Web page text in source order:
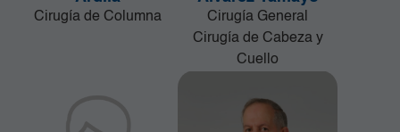
Cirugía de Columna
Cirugía General
Cirugía de Cabeza y
Cuello